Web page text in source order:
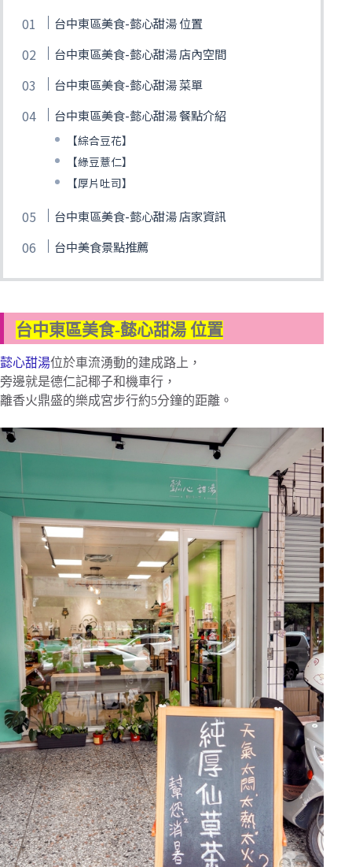
台中東區美食-懿心甜湯 位置
台中東區美食-懿心甜湯 店內空間
台中東區美食-懿心甜湯 菜單
台中東區美食-懿心甜湯 餐點介紹
【綜合豆花】
【綠豆薏仁】
【厚片吐司】
台中東區美食-懿心甜湯 店家資訊
台中美食景點推薦
台中東區美食-懿心甜湯 位置
懿心甜湯位於車流湧動的建成路上，
旁邊就是德仁記椰子和機車行，
離香火鼎盛的樂成宮步行約5分鐘的距離。